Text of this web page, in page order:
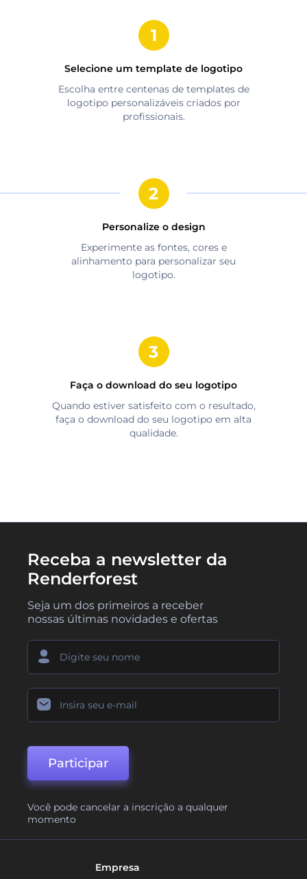
Selecione um template de logotipo
Escolha entre centenas de templates de
logotipo personalizáveis criados por
profissionais.
Personalize o design
Experimente as fontes, cores e
alinhamento para personalizar seu
logotipo.
Faça o download do seu logotipo
Quando estiver satisfeito com o resultado,
faça o download do seu logotipo em alta
qualidade.
Receba a newsletter da
Renderforest
Seja um dos primeiros a receber
nossas últimas novidades e ofertas
Participar
Você pode cancelar a inscrição a qualquer
momento
Empresa